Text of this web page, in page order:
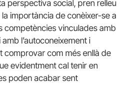
perspectiva social, pren relleu
la importància de conèixer-se a
competències vinculades amb
l’autoconeixement i
comprovar com més enllà de
evidentment cal tenir en
poden acabar sent